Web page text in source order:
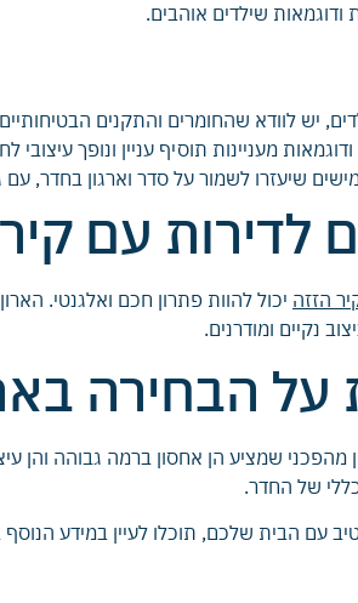
ודוגמאות שילדים אוהבים.
יש לוודא שהחומרים והתקנים
מעניינות תוסיף עניין ונופך עיצובי
שיעזרו לשמור על סדר וארגון בחדר, עם
לדירות עם
הזזה יכול להוות פתרון חכם ואלגנטי.
נקיים ומודרנים.
הבחירה
מהפכני שמציע הן אחסון ברמה גבוהה והן
של החדר.
עם הבית שלכם, תוכלו לעיין במידע הנוסף